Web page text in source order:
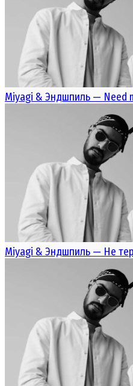
Miyagi & Эндшпиль — Need
Miyagi & Эндшпиль — Не